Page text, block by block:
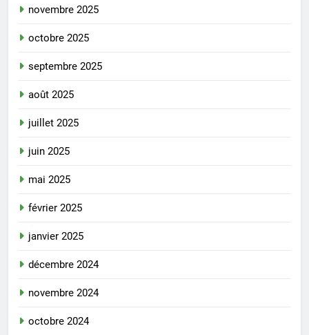
novembre 2025
octobre 2025
septembre 2025
août 2025
juillet 2025
juin 2025
mai 2025
février 2025
janvier 2025
décembre 2024
novembre 2024
octobre 2024